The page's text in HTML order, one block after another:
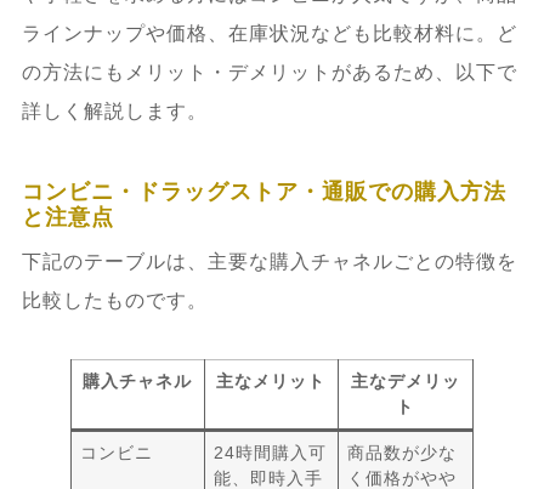
ラインナップや価格、在庫状況なども比較材料に。ど
の方法にもメリット・デメリットがあるため、以下で
詳しく解説します。
コンビニ・ドラッグストア・通販での購入方法
と注意点
下記のテーブルは、主要な購入チャネルごとの特徴を
比較したものです。
購入チャネル 主なメリット
主なデメリッ
ト
コンビニ
24時間購入可
能、即時入手
商品数が少な
く価格がやや